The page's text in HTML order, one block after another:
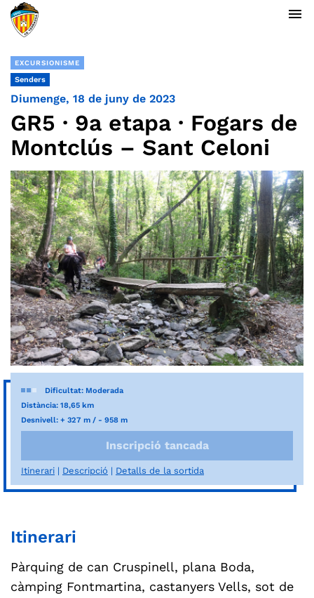
menu
EXCURSIONISME
Senders
Diumenge, 18 de juny de 2023
GR5 · 9a etapa · Fogars de
Montclús – Sant Celoni
Dificultat: Moderada
Distància: 18,65 km
Desnivell: + 327 m / - 958 m
Inscripció tancada
Itinerari Descripció Detalls de la sortida
Itinerari
Pàrquing de can Cruspinell, plana Boda,
càmping Fontmartina, castanyers Vells, sot de